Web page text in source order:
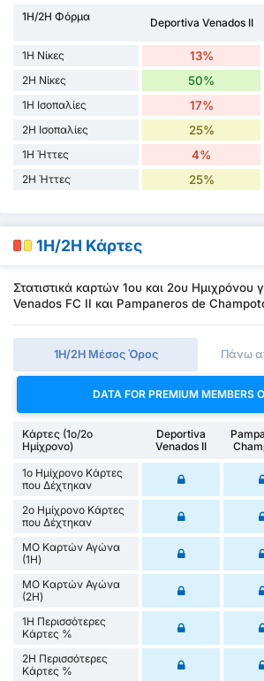
1H/2H Φόρμα Deportiva Venados II
1H Νίκες
13%
2H Νίκες 50%
1H Ισοπαλίες 17%
2H Ισοπαλίες 25%
1H Ήττες 4%
2H Ήττες 25%
1H/2H Κάρτες
Στατιστικά καρτών 1ου και 2ου Ημιχρόνου
Venados FC II και Pampaneros de
1Η/2Η Μέσος Όρος Πάνω
DATA FOR PREMIUM MEMBERS
Κάρτες (1ο/2ο
Ημίχρονο)
Deportiva
Venados II
1ο Ημίχρονο Κάρτες
που Δέχτηκαν
2ο Ημίχρονο Κάρτες
που Δέχτηκαν
ΜΟ Καρτών Αγώνα
(1Η)
ΜΟ Καρτών Αγώνα
(2Η)
1Η Περισσότερες
Κάρτες %
2Η Περισσότερες
Κάρτες %